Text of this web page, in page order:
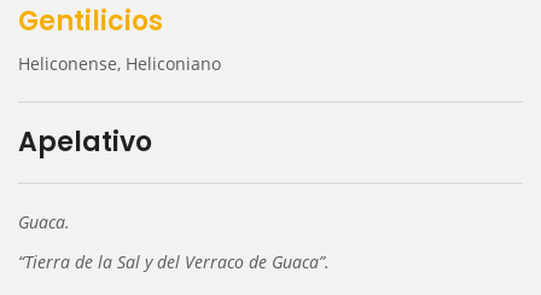
Gentilicios
Heliconense, Heliconiano
Apelativo
Guaca.
“Tierra de la Sal y del Verraco de Guaca”.